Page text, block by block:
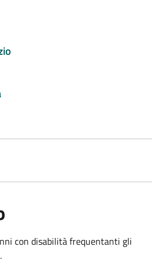
con disabilità frequentanti gli